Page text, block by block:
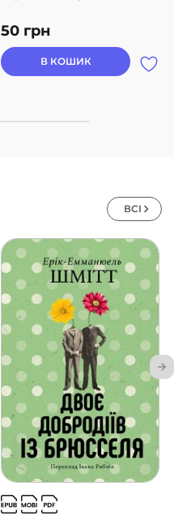
50 грн
В КОШИК
ВСІ